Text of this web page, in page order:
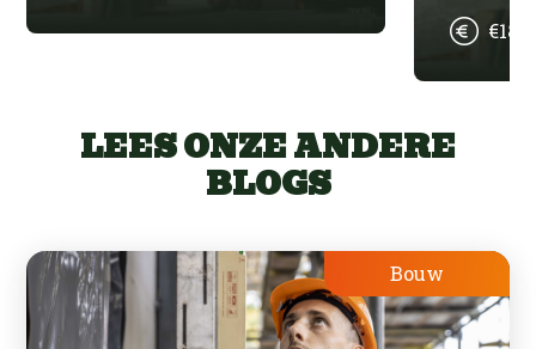
€18 -
LEES ONZE ANDERE
BLOGS
Bouw